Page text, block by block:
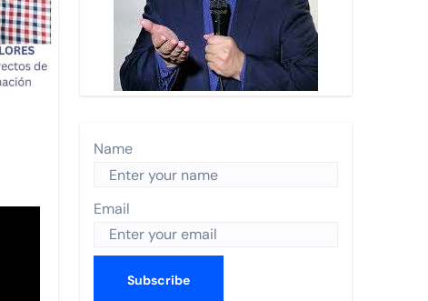
Nayarit.
anual de World Trade Centers Association en Filadelfia
en The Town
Name
Email